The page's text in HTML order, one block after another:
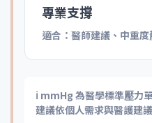
專業支撐
適合：醫師建議、中重
ℹ️ mmHg 為醫學標準壓力
建議依個人需求與醫護建